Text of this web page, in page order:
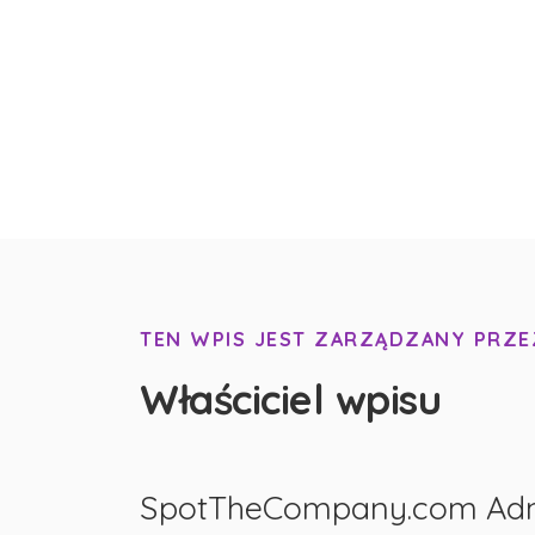
TEN WPIS JEST ZARZĄDZANY
Właściciel wpisu
SpotTheCompany.com